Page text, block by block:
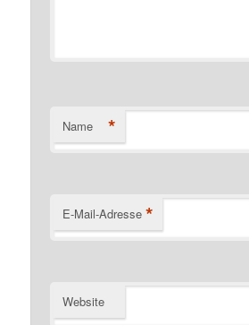
Name *
E-Mail-Adresse *
Website